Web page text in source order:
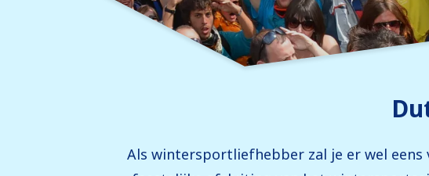
Als wintersportliefhebber zal je er wel eens